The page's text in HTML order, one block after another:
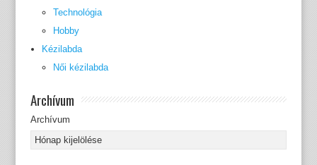
Technológia
Hobby
Kézilabda
Női kézilabda
Archívum
Archívum